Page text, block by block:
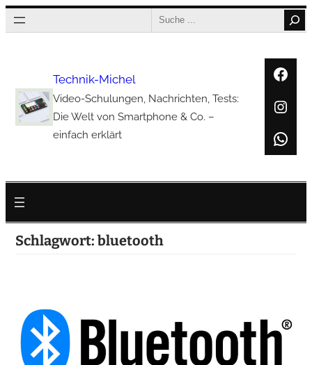
Zum
Inhalt
Search
Technik-Michel
Video-Schulungen, Nachrichten, Tests:
Die Welt von Smartphone & Co. –
einfach erklärt
Schlagwort: bluetooth